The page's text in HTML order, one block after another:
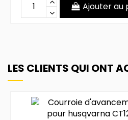
Ajouter au
LES CLIENTS QUI ONT